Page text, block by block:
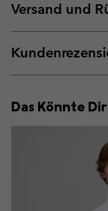
Versand und
Das Könnte